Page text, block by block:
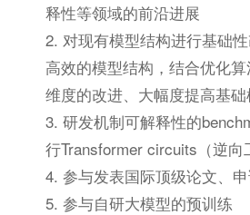
释性等领域的前沿进展
2. 对现有模型结构进行基础
高效的模型结构，结合优化
维度的改进、大幅度提高基
3. 研发机制可解释性的
行Transformer circuits（逆
4. 参与发表国际顶级论文、
5. 参与自研大模型的预训练